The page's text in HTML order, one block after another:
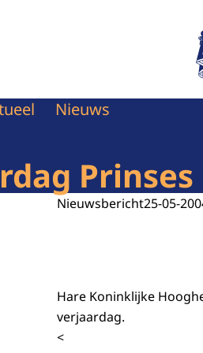
Nieuws
Nieuwsbericht25-05-
Hare Koninklijke
verjaardag.
<